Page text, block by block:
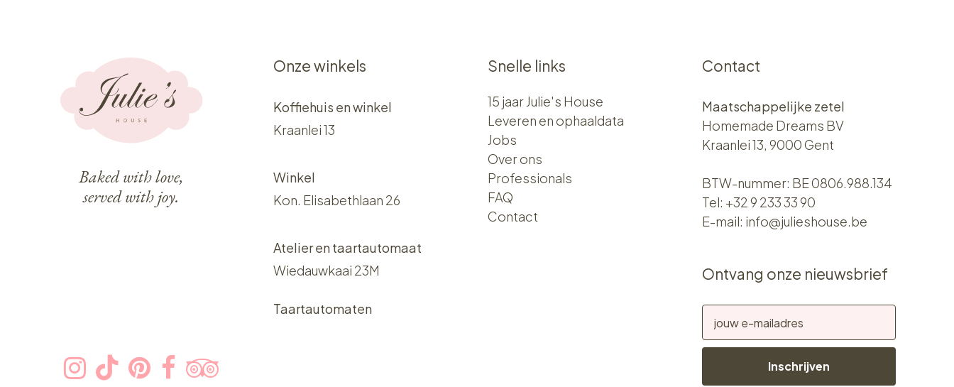
Baked with love,
served with joy.
Onze winkels
Koffiehuis en winkel
Kraanlei 13
Winkel
Kon. Elisabethlaan 26
Atelier en taartautomaat
Wiedauwkaai 23M
Taartautomaten
Snelle links
15 jaar Julie's House
Leveren en ophaaldata
Jobs
Over ons​​
Professionals
FAQ
Contact
Contact
Maatschappelijke zetel
Homemade Dreams BV
Kraanlei 13, 9000 Gent
BTW-nummer: BE 0806.988.134
Tel: +32 9 233 33 90
E-mail: info@julieshouse.be
Ontvang onze nieuwsbrief
Inschrijven